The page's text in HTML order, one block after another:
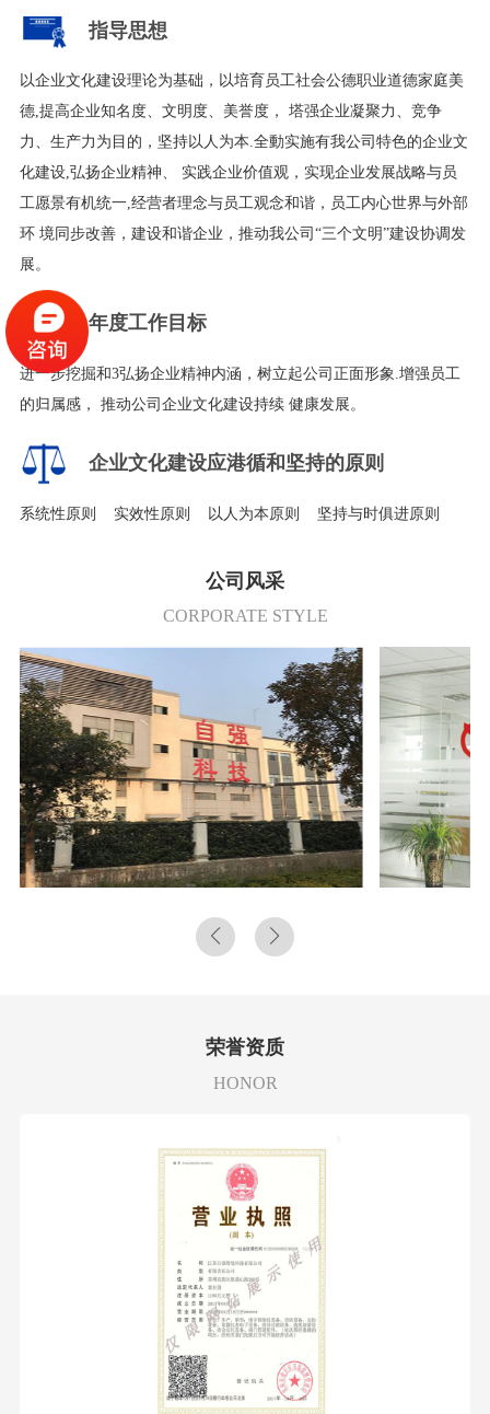
指导思想
以企业文化建设理论为基础，以培育员工社会公德职业道德家庭美
德,提高企业知名度、文明度、美誉度， 塔强企业凝聚力、竞争
力、生产力为目的，坚持以人为本.全動实施有我公司特色的企业文
化建设,弘扬企业精神、 实践企业价值观，实现企业发展战略与员
工愿景有机统一,经营者理念与员工观念和谐，员工内心世界与外部
环 境同步改善，建设和谐企业，推动我公司“三个文明”建设协调发
展。
年度工作目标
进一步挖掘和3弘扬企业精神内涵，树立起公司正面形象.增强员工
的归属感， 推动公司企业文化建设持续 健康发展。
企业文化建设应港循和坚持的原则
系统性原则 实效性原则 以人为本原则 坚持与时俱进原则
公司风采
CORPORATE STYLE
荣誉资质
HONOR